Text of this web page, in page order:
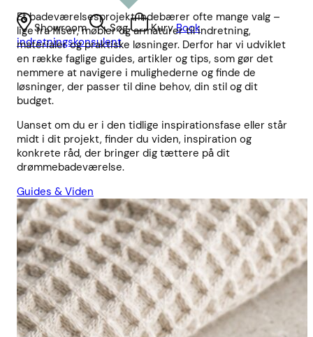
Showroom Søg KurvBook
indretningskonsulent
Et badeværelsesprojekt indebærer ofte mange valg –
lige fra fliser, møbler og armaturer til indretning,
materialer og praktiske løsninger. Derfor har vi udviklet
en række faglige guides, artikler og tips, som gør det
nemmere at navigere i mulighederne og finde de
løsninger, der passer til dine behov, din stil og dit
budget.
Uanset om du er i den tidlige inspirationsfase eller står
midt i dit projekt, finder du viden, inspiration og
konkrete råd, der bringer dig tættere på dit
drømmebadeværelse.
Guides & Viden